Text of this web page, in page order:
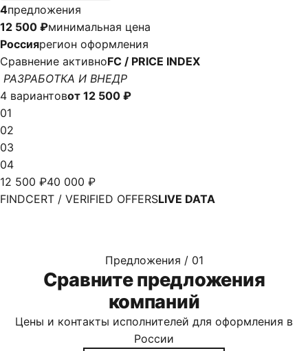
4предложения
12 500 ₽минимальная цена
Россиярегион оформления
Сравнение активноFC / PRICE INDEX
РАЗРАБОТКА И ВНЕДР
4 вариантовот 12 500 ₽
01
02
03
04
12 500 ₽40 000 ₽
FINDCERT / VERIFIED OFFERSLIVE DATA
Предложения / 01
Сравните предложения
компаний
Цены и контакты исполнителей для оформления в
России